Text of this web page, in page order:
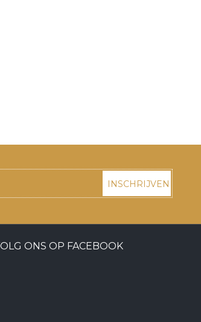
INSCHRIJVEN
ONS OP FACEBOOK